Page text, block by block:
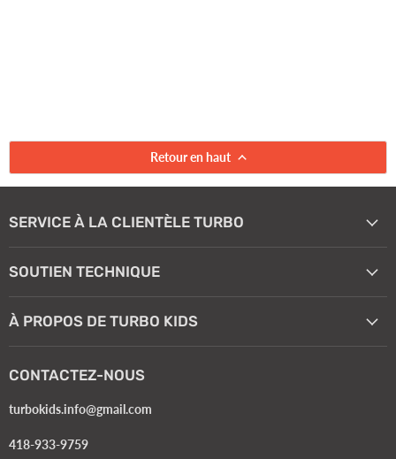
Retour en haut
SERVICE À LA CLIENTÈLE TURBO
SOUTIEN TECHNIQUE
À PROPOS DE TURBO KIDS
CONTACTEZ-NOUS
turbokids.info@gmail.com
418-933-9759